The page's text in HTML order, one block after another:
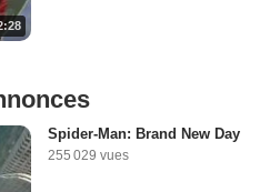
Spider-Man: Brand New Day
255 029 vues